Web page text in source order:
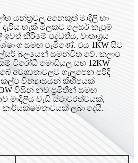
යන්ත්‍රවල අනෙකුත් මාදිලි හා
දැරිය හැකි මිලකට ලේසර් කැපුම්
ඉවත් කිරීමේ පද්ධතිය, වාතාශ්‍රය
සමඟ පැමිණේ. එය 1KW සිට
බලයෙන් සමන්විත වේ. කලාප
විරෝධී මොඩියුල සහ 12KW
අවශ්‍යතාවලට ගැලපෙන පරිදි
විකල්ප වින්‍යාසයන් කිහිපයක්
විසින් නව ප්‍රමිතීන් සමඟ
මාදිලිය වැඩි ස්ථාවරත්වයක්,
ලබා දෙයි.